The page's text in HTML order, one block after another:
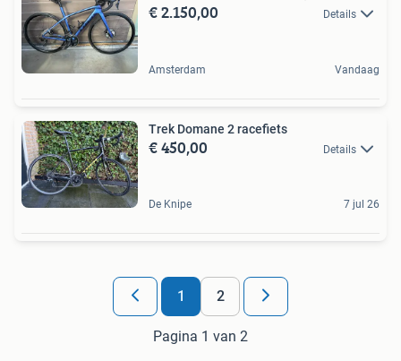
€ 2.150,00 Details
Amsterdam Vandaag
Trek Domane 2 racefiets
€ 450,00 Details
De Knipe 7 jul 26
1 2
Pagina 1 van 2